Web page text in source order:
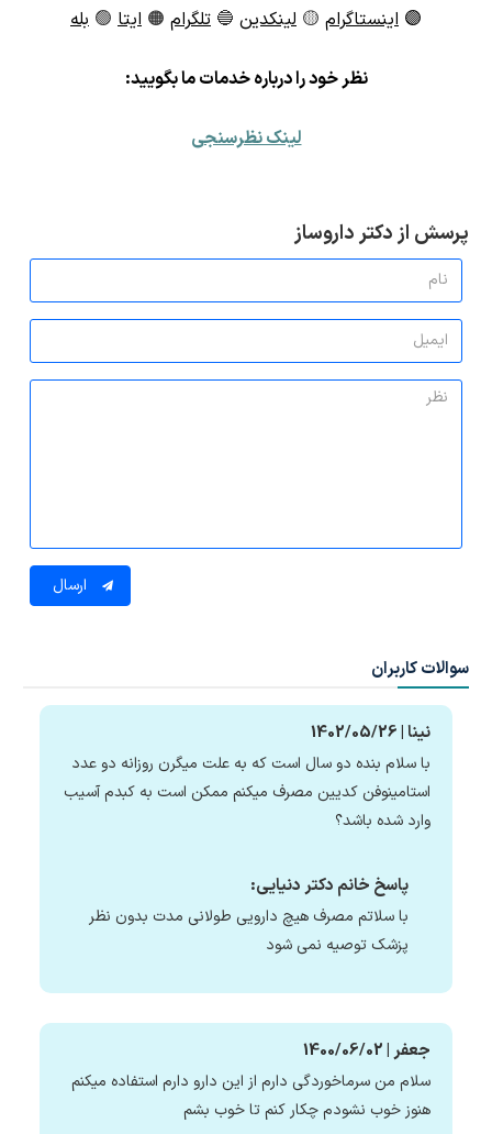
🟣 اینستاگرام 🟡 لینکدین 🔵 تلگرام 🟠 ایتا 🟢 بله
نظر خود را درباره خدمات ما بگویید:
لینک نظرسنجی
پرسش از دکتر داروساز
ارسال
سوالات کاربران
نینا | 1402/05/26
با سلام بنده دو سال است که به علت میگرن روزانه دو عدد
استامینوفن کدیین مصرف میکنم ممکن است به کبدم آسیب
وارد شده باشد؟
پاسخ خانم دکتر دنیایی:
با سلاتم مصرف هیچ دارویی طولانی مدت بدون نظر
پزشک توصیه نمی شود
جعفر | 1400/06/02
سلام من سرماخوردگی دارم از این دارو دارم استفاده میکنم
هنوز خوب نشودم چکار کنم تا خوب بشم